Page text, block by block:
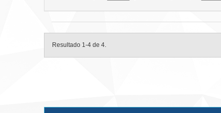
Resultado 1-4 de 4.